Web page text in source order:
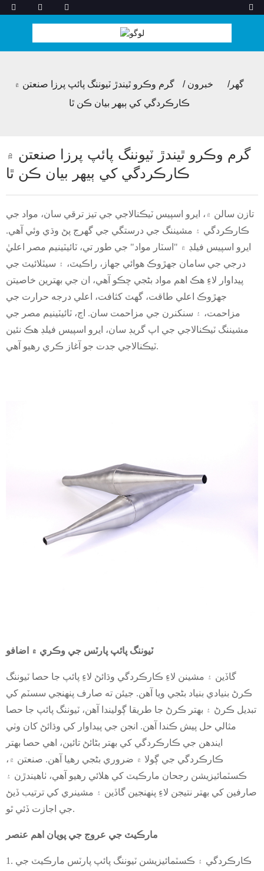
گھر خبرون
گرم وڪرو ٿيندڙ ٽيوننگ پائپ پرزا صنعتن ۾
ڪارڪردگي کي ٻيهر بيان ڪن ٿا
گرم وڪرو ٿيندڙ ٽيوننگ پائپ پرزا صنعتن ۾
ڪارڪردگي کي ٻيهر بيان ڪن ٿا
تازن سالن ۾، ايرو اسپيس ٽيڪنالاجي جي تيز ترقي سان، مواد جي
ڪارڪردگي ۽ مشيننگ جي درستگي جي گهرج پڻ وڌي وئي آهي.
ايرو اسپيس فيلڊ ۾ "اسٽار مواد" جي طور تي، ٽائيٽينيم مصر اعليٰ
درجي جي سامان جهڙوڪ هوائي جهاز، راڪيٽ، ۽ سيٽلائيٽ جي
پيداوار لاءِ هڪ اهم مواد بڻجي چڪو آهي، ان جي بهترين خاصيتن
جهڙوڪ اعلي طاقت، گهٽ کثافت، اعلي درجه حرارت جي
مزاحمت، ۽ سنکنرن جي مزاحمت سان. اڄ، ٽائيٽينيم مصر جي
مشيننگ ٽيڪنالاجي جي اپ گريڊ سان، ايرو اسپيس فيلڊ هڪ نئين
ٽيڪنالاجي جدت جو آغاز ڪري رهيو آهي.
ٽيوننگ پائپ پارٽس جي وڪري ۾ اضافو
گاڏين ۽ مشينن لاءِ ڪارڪردگي وڌائڻ لاءِ پائپ جا حصا ٽيوننگ
ڪرڻ بنيادي بنياد بڻجي ويا آهن. جيئن ته صارف پنهنجي سسٽم کي
تبديل ڪرڻ ۽ بهتر ڪرڻ جا طريقا ڳوليندا آهن، ٽيوننگ پائپ جا حصا
مثالي حل پيش ڪندا آهن. انجن جي پيداوار کي وڌائڻ کان وٺي
ايندھن جي ڪارڪردگي کي بهتر بڻائڻ تائين، اهي حصا بهتر
ڪارڪردگي جي ڳولا ۾ ضروري بڻجي رهيا آهن. صنعتن ۾،
ڪسٽمائيزيشن رجحان مارڪيٽ کي هلائي رهيو آهي، ٺاهيندڙن ۽
صارفين کي بهتر نتيجن لاءِ پنهنجين گاڏين ۽ مشينري کي ترتيب ڏيڻ
جي اجازت ڏئي ٿو.
مارڪيٽ جي عروج جي پويان اهم عنصر
1. ڪارڪردگي ۽ ڪسٽمائيزيشن ٽيوننگ پائپ پارٽس مارڪيٽ جي